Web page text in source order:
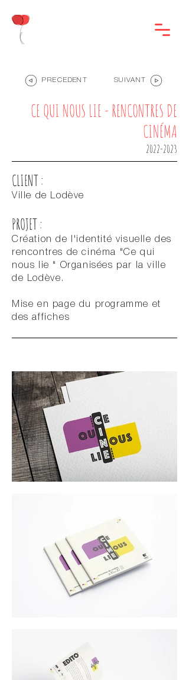
PRÉCÉDENT SUIVANT
CE QUI NOUS LIE - RENCONTRES DE
CINÉMA
2022-2023
CLIENT :
Ville de Lodève
PROJET :
Création de l'identité visuelle des
rencontres de cinéma "Ce qui
nous lie " Organisées par la ville
de Lodève.
Mise en page du programme et
des affiches